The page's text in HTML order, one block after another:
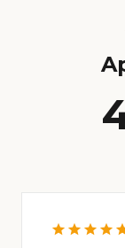
starstarstarstar